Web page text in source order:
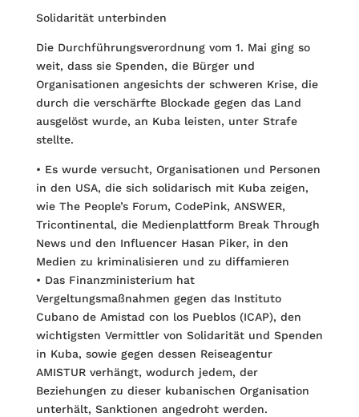
Solidarität unterbinden
Die Durchführungsverordnung vom 1. Mai ging so
weit, dass sie Spenden, die Bürger und
Organisationen angesichts der schweren Krise, die
durch die verschärfte Blockade gegen das Land
ausgelöst wurde, an Kuba leisten, unter Strafe
stellte.
• Es wurde versucht, Organisationen und Personen
in den USA, die sich solidarisch mit Kuba zeigen,
wie The People’s Forum, CodePink, ANSWER,
Tricontinental, die Medienplattform Break Through
News und den Influencer Hasan Piker, in den
Medien zu kriminalisieren und zu diffamieren
• Das Finanzministerium hat
Vergeltungsmaßnahmen gegen das Instituto
Cubano de Amistad con los Pueblos (ICAP), den
wichtigsten Vermittler von Solidarität und Spenden
in Kuba, sowie gegen dessen Reiseagentur
AMISTUR verhängt, wodurch jedem, der
Beziehungen zu dieser kubanischen Organisation
unterhält, Sanktionen angedroht werden.